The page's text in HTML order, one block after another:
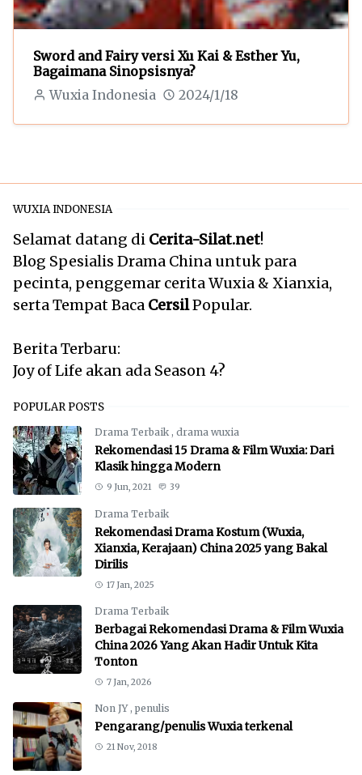
Sword and Fairy versi Xu Kai & Esther Yu,
Bagaimana Sinopsisnya?
Wuxia Indonesia 2024/1/18
WUXIA INDONESIA
Selamat datang di Cerita-Silat.net!
Blog Spesialis Drama China untuk para
pecinta, penggemar cerita Wuxia & Xianxia,
serta Tempat Baca CersilPopular.
Berita Terbaru:
Joy of Life akan ada Season 4?
POPULAR POSTS
Drama Terbaik , drama wuxia
Rekomendasi 15 Drama & Film Wuxia: Dari
Klasik hingga Modern
9 Jun, 2021 39
Drama Terbaik
Rekomendasi Drama Kostum (Wuxia,
Xianxia, Kerajaan) China 2025 yang Bakal
Dirilis
17 Jan, 2025
Drama Terbaik
Berbagai Rekomendasi Drama & Film Wuxia
China 2026 Yang Akan Hadir Untuk Kita
Tonton
7 Jan, 2026
Non JY , penulis
Pengarang/penulis Wuxia terkenal
21 Nov, 2018